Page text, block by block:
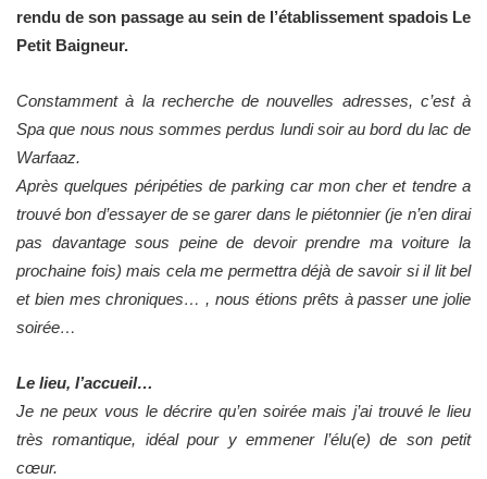
rendu de son passage au sein de l’établissement spadois Le
Petit Baigneur.
Constamment à la recherche de nouvelles adresses, c’est à
Spa que nous nous sommes perdus lundi soir au bord du lac de
Warfaaz.
Après quelques péripéties de parking car mon cher et tendre a
trouvé bon d’essayer de se garer dans le piétonnier (je n’en dirai
pas davantage sous peine de devoir prendre ma voiture la
prochaine fois) mais cela me permettra déjà de savoir si il lit bel
et bien mes chroniques… , nous étions prêts à passer une jolie
soirée…
Le lieu, l’accueil…
Je ne peux vous le décrire qu’en soirée mais j’ai trouvé le lieu
très romantique, idéal pour y emmener l’élu(e) de son petit
cœur.